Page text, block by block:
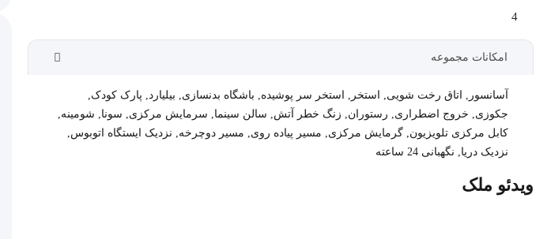
4
امکانات مجموعه
آسانسور , اتاق رخت شویی, استخر , استخر سر پوشیده, باشگاه بدنسازی, بیلیارد, پارک کودک,
جکوزی, خروج اضطراری, رستوران, زنگ خطر آتش, سالن سینما, سرمایش مرکزی, سونا, شومینه,
کابل مرکزی تلویزیون, گرمایش مرکزی, مسیر پیاده روی, مسیر دوچرخه, نزدیک ایستگاه اتوبوس,
نزدیک دریا, نگهبانی 24 ساعته
ویدئو ملک